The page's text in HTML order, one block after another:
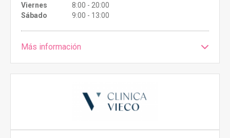
Viernes
8:00 - 20:00
Sábado
9:00 - 13:00
Más información